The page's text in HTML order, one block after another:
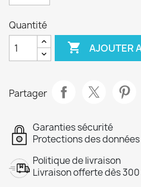
Quantité
 AJOUTER
Partager
Garanties sécurité
Protections des
Politique de livraison
Livraison offerte dès